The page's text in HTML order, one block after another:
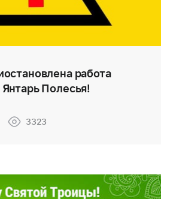
работа
Полесья!
3323